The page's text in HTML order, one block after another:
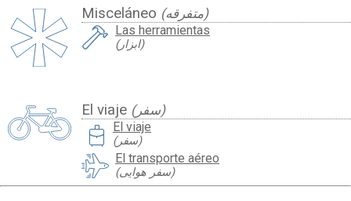
Misceláneo (متفرقه)
Las herramientas
(ابزار)
El viaje (سفر)
travel_luggage_and_bags El viaje
(سفر)
El transporte aéreo
(سفر هوایی)